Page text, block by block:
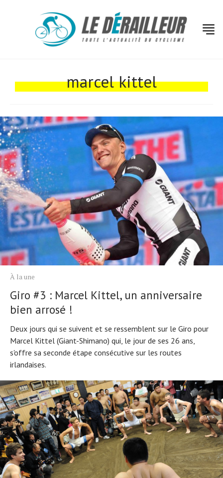
marcel kittel
À la une
Giro #3 : Marcel Kittel, un anniversaire
bien arrosé !
Deux jours qui se suivent et se ressemblent sur le Giro pour
Marcel Kittel (Giant-Shimano) qui, le jour de ses 26 ans,
s'offre sa seconde étape consécutive sur les routes
irlandaises.
Technologies
Tests de produits
Conseils
Tendances
Tous nos articles
À propos